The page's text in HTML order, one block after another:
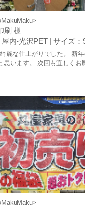
刷 様
内-光沢PET | サイズ：
麗な仕上がりでした。 新
思います。 次回も宜しくお